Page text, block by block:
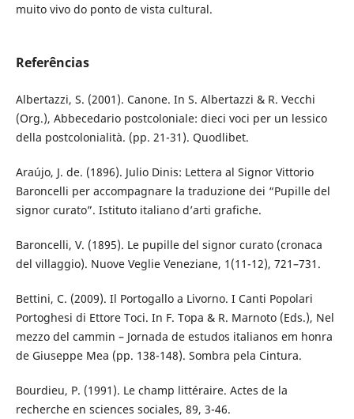
muito vivo do ponto de vista cultural.
Referências
Albertazzi, S. (2001). Canone. In S. Albertazzi & R. Vecchi
(Org.), Abbecedario postcoloniale: dieci voci per un lessico
della postcolonialità. (pp. 21-31). Quodlibet.
Araújo, J. de. (1896). Julio Dinis: Lettera al Signor Vittorio
Baroncelli per accompagnare la traduzione dei “Pupille del
signor curato”. Istituto italiano d’arti grafiche.
Baroncelli, V. (1895). Le pupille del signor curato (cronaca
del villaggio). Nuove Veglie Veneziane, 1(11-12), 721–731.
Bettini, C. (2009). Il Portogallo a Livorno. I Canti Popolari
Portoghesi di Ettore Toci. In F. Topa & R. Marnoto (Eds.), Nel
mezzo del cammin – Jornada de estudos italianos em honra
de Giuseppe Mea (pp. 138-148). Sombra pela Cintura.
Bourdieu, P. (1991). Le champ littéraire. Actes de la
recherche en sciences sociales, 89, 3-46.